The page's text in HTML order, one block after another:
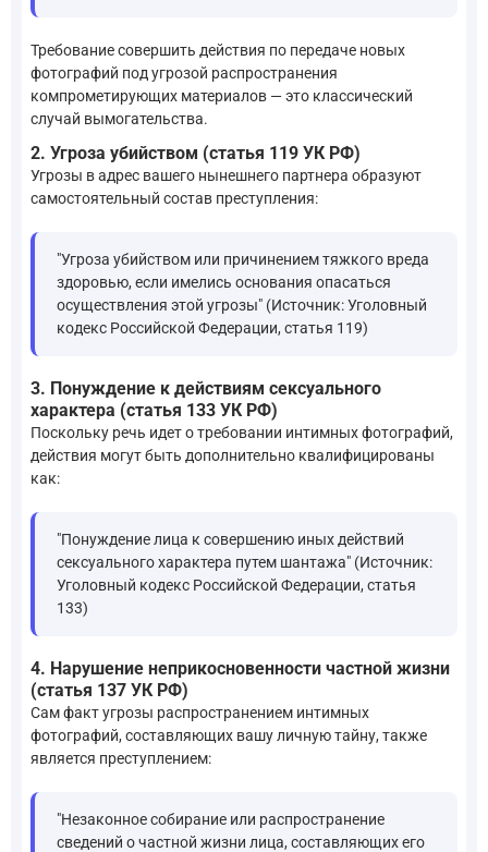
Требование совершить действия по передаче новых
фотографий под угрозой распространения
компрометирующих материалов — это классический
случай вымогательства.
2. Угроза убийством (статья 119 УК РФ)
Угрозы в адрес вашего нынешнего партнера образуют
самостоятельный состав преступления:
"Угроза убийством или причинением тяжкого вреда
здоровью, если имелись основания опасаться
осуществления этой угрозы" (Источник: Уголовный
кодекс Российской Федерации, статья 119)
3. Понуждение к действиям сексуального
характера (статья 133 УК РФ)
Поскольку речь идет о требовании интимных фотографий,
действия могут быть дополнительно квалифицированы
как:
"Понуждение лица к совершению иных действий
сексуального характера путем шантажа" (Источник:
Уголовный кодекс Российской Федерации, статья
133)
4. Нарушение неприкосновенности частной жизни
(статья 137 УК РФ)
Сам факт угрозы распространением интимных
фотографий, составляющих вашу личную тайну, также
является преступлением:
"Незаконное собирание или распространение
сведений о частной жизни лица, составляющих его